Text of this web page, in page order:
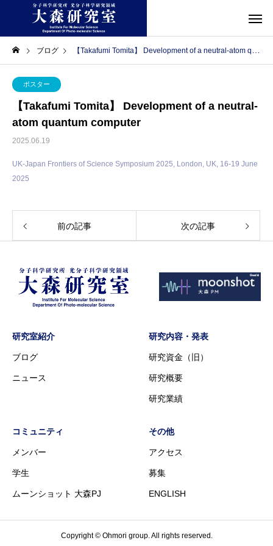
ブログ 【Takafumi Tomita】 Development of a neutral-atom quantum computer
ポスター
【Takafumi Tomita】 Development of a neutral-
atom quantum computer
2025.06.19
UK-Japan Frontiers of Science Symposium 2025, London, UK, 16-19 June
2025
前の記事 次の記事
研究室紹介
ブログ
ニュース
研究内容・発表
研究資金（旧）
研究概要
研究業績
コミュニティ
メンバー
学生
ムーンショット 大森PJ
その他
アクセス
募集
ENGLISH
Copyright © Ohmori group. All rights reserved.